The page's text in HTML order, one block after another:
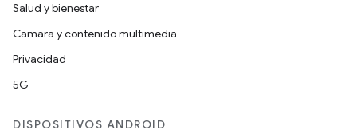
Salud y bienestar
Cámara y contenido multimedia
Privacidad
5G
DISPOSITIVOS ANDROID